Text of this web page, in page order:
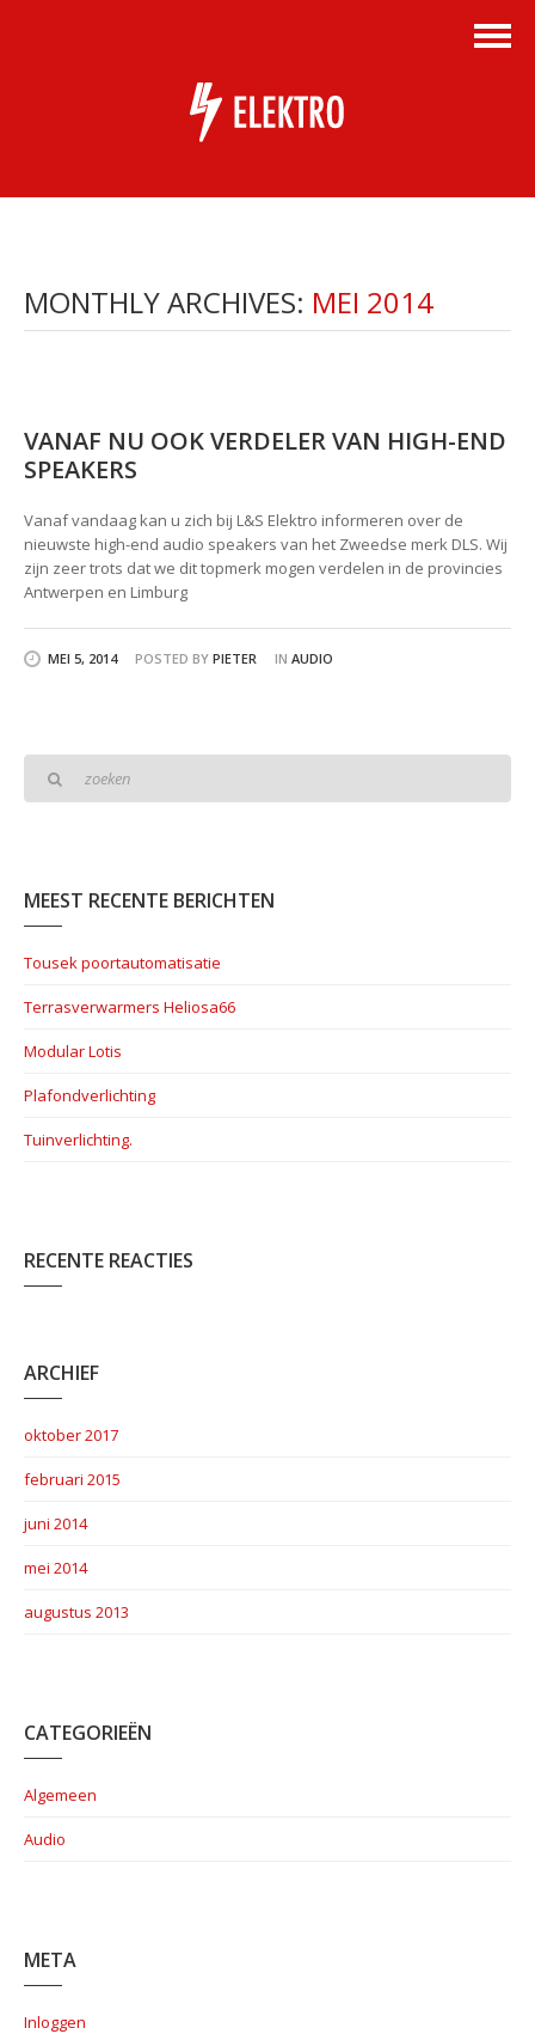
MONTHLY ARCHIVES: MEI 2014
VANAF NU OOK VERDELER VAN HIGH-END
SPEAKERS
Vanaf vandaag kan u zich bij L&S Elektro informeren over de
nieuwste high-end audio speakers van het Zweedse merk DLS. Wij
zijn zeer trots dat we dit topmerk mogen verdelen in de provincies
Antwerpen en Limburg
MEI 5, 2014 POSTED BY PIETER IN AUDIO
MEEST RECENTE BERICHTEN
Tousek poortautomatisatie
Terrasverwarmers Heliosa66
Modular Lotis
Plafondverlichting
Tuinverlichting.
RECENTE REACTIES
ARCHIEF
oktober 2017
februari 2015
juni 2014
mei 2014
augustus 2013
CATEGORIEËN
Algemeen
Audio
META
Inloggen